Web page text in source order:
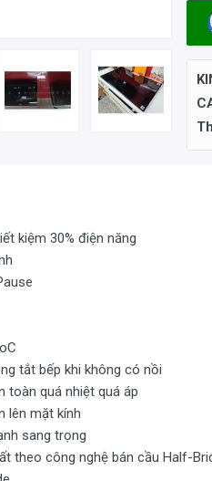
kiệm 30% điện năng
tắt bếp khi không có nồi
toàn quá nhiệt quá áp
lên mặt kính
sang trọng
theo công nghệ bán cầu Half-